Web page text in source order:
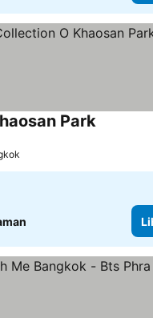
ParkLihat